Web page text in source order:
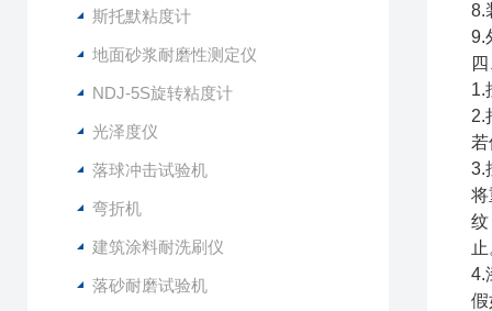
斯托默粘度计
地面砂浆耐磨性测定仪
NDJ-5S旋转粘度计
光泽度仪
落球冲击试验机
弯折机
建筑涂料耐洗刷仪
落砂耐磨试验机
8.
9.
1.
2.
3.
将
纹
4.
假